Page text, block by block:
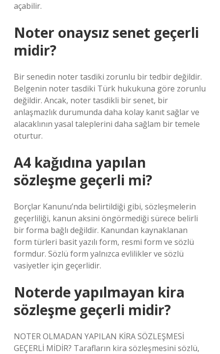
açabilir.
Noter onaysız senet geçerli
midir?
Bir senedin noter tasdiki zorunlu bir tedbir değildir.
Belgenin noter tasdiki Türk hukukuna göre zorunlu
değildir. Ancak, noter tasdikli bir senet, bir
anlaşmazlık durumunda daha kolay kanıt sağlar ve
alacaklının yasal taleplerini daha sağlam bir temele
oturtur.
A4 kağıdına yapılan
sözleşme geçerli mi?
Borçlar Kanunu’nda belirtildiği gibi, sözleşmelerin
geçerliliği, kanun aksini öngörmediği sürece belirli
bir forma bağlı değildir. Kanundan kaynaklanan
form türleri basit yazılı form, resmi form ve sözlü
formdur. Sözlü form yalnızca evlilikler ve sözlü
vasiyetler için geçerlidir.
Noterde yapılmayan kira
sözleşme geçerli midir?
NOTER OLMADAN YAPILAN KİRA SÖZLEŞMESİ
GEÇERLİ MİDİR? Tarafların kira sözleşmesini sözlü,